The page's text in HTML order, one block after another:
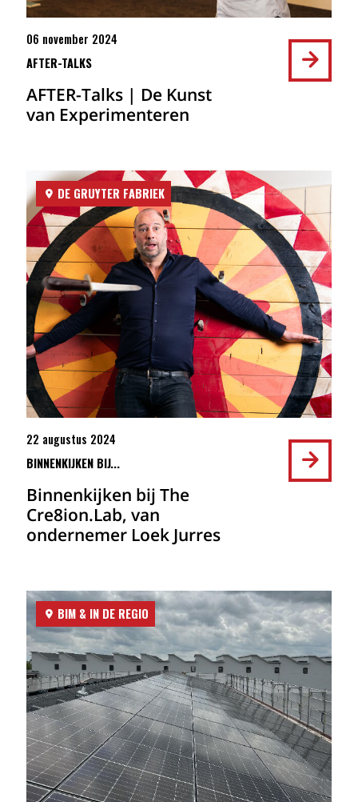
06 november 2024
AFTER-TALKS
AFTER-Talks | De Kunst
van Experimenteren
DE GRUYTER FABRIEK
22 augustus 2024
BINNENKIJKEN BIJ...
Binnenkijken bij The
Cre8ion.Lab, van
ondernemer Loek Jurres
BIM & IN DE REGIO